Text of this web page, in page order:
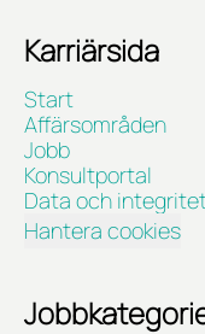
Karriärsida
Start
Affärsområden
Jobb
Konsultportal
Data och
Hantera cookies